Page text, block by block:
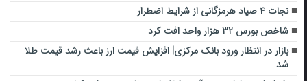
نجات ۴ صیاد هرمزگانی از شرایط اضطرار
شاخص بورس ۳۲ هزار واحد افت کرد
بازار در انتظار ورود بانک مرکزی| افزایش قیمت ارز باعث رشد قیمت طلا
شد